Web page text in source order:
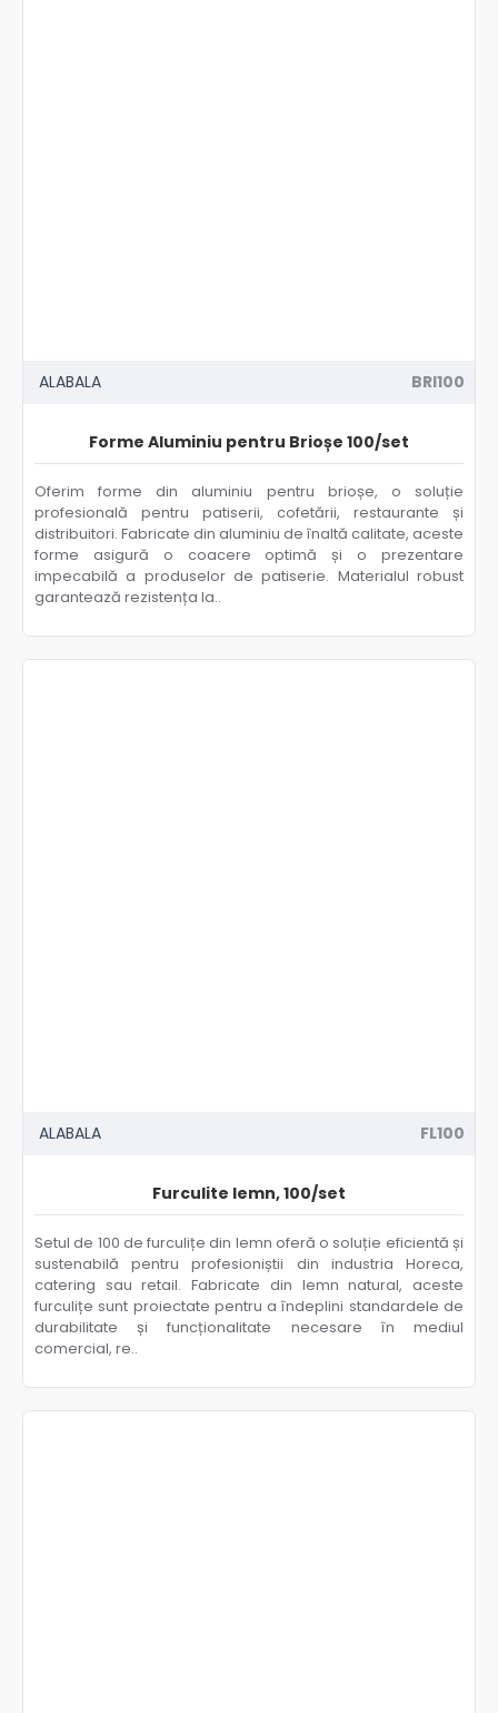
ALABALA BRI100
Forme Aluminiu pentru Brioșe 100/set
Oferim forme din aluminiu pentru brioșe, o soluție
profesională pentru patiserii, cofetării, restaurante și
distribuitori. Fabricate din aluminiu de înaltă calitate, aceste
forme asigură o coacere optimă și o prezentare
impecabilă a produselor de patiserie. Materialul robust
garantează rezistența la..
ALABALA FL100
Furculite lemn, 100/set
Setul de 100 de furculițe din lemn oferă o soluție eficientă și
sustenabilă pentru profesioniștii din industria Horeca,
catering sau retail. Fabricate din lemn natural, aceste
furculițe sunt proiectate pentru a îndeplini standardele de
durabilitate și funcționalitate necesare în mediul
comercial, re..